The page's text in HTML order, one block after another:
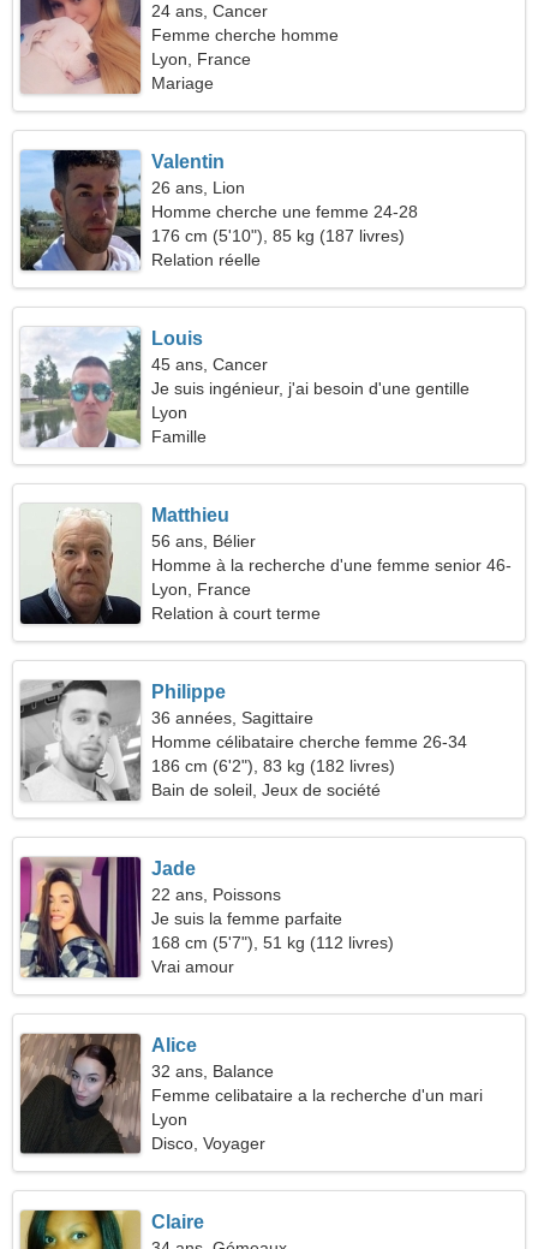
24 ans, Cancer
Femme cherche homme
Lyon, France
Mariage
Valentin
26 ans, Lion
Homme cherche une femme 24-28
176 cm (5'10"), 85 kg (187 livres)
Relation réelle
Louis
45 ans, Cancer
Je suis ingénieur, j'ai besoin d'une gentille
femme
Lyon
Famille
Matthieu
56 ans, Bélier
Homme à la recherche d'une femme senior 46-
51
Lyon, France
Relation à court terme
Philippe
36 années, Sagittaire
Homme célibataire cherche femme 26-34
186 cm (6'2"), 83 kg (182 livres)
Bain de soleil, Jeux de société
Jade
22 ans, Poissons
Je suis la femme parfaite
168 cm (5'7"), 51 kg (112 livres)
Vrai amour
Alice
32 ans, Balance
Femme celibataire a la recherche d'un mari
Lyon
Disco, Voyager
Claire